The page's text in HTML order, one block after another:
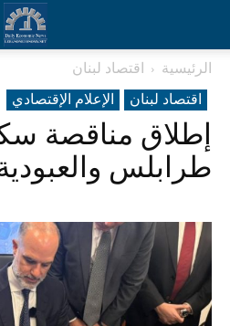
الرئيسية
اقتصاد لبنان
اقتصاد لبنان
الإعلام الإقتصادي
إطلاق مناقصة
طرابلس